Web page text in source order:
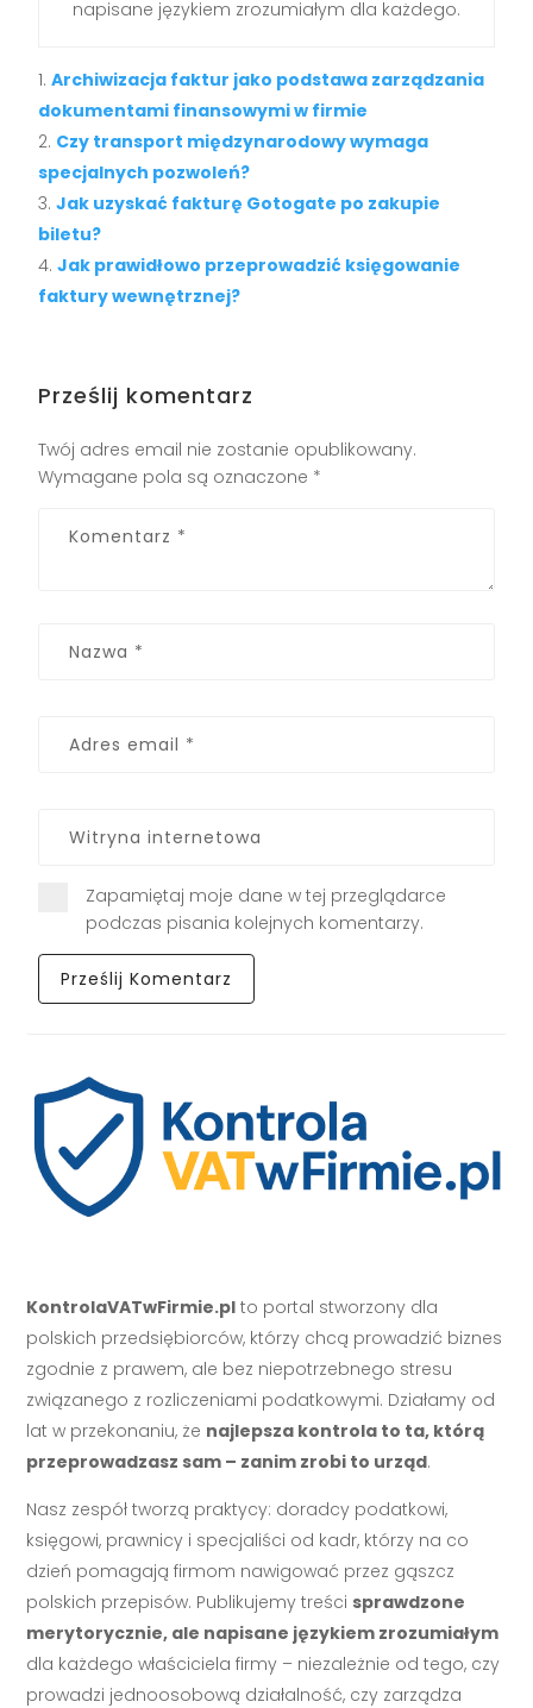
napisane językiem zrozumiałym dla każdego.
Archiwizacja faktur jako podstawa zarządzania
dokumentami finansowymi w firmie
Czy transport międzynarodowy wymaga
specjalnych pozwoleń?
Jak uzyskać fakturę Gotogate po zakupie
biletu?
Jak prawidłowo przeprowadzić księgowanie
faktury wewnętrznej?
Prześlij komentarz
Twój adres email nie zostanie opublikowany.
Wymagane pola są oznaczone *
Zapamiętaj moje dane w tej przeglądarce
podczas pisania kolejnych komentarzy.
KontrolaVATwFirmie.pl to portal stworzony dla
polskich przedsiębiorców, którzy chcą prowadzić biznes
zgodnie z prawem, ale bez niepotrzebnego stresu
związanego z rozliczeniami podatkowymi. Działamy od
lat w przekonaniu, że najlepsza kontrola to ta, którą
przeprowadzasz sam – zanim zrobi to urząd.
Nasz zespół tworzą praktycy: doradcy podatkowi,
księgowi, prawnicy i specjaliści od kadr, którzy na co
dzień pomagają firmom nawigować przez gąszcz
polskich przepisów. Publikujemy treści sprawdzone
merytorycznie, ale napisane językiem zrozumiałym
dla każdego właściciela firmy – niezależnie od tego, czy
prowadzi jednoosobową działalność, czy zarządza